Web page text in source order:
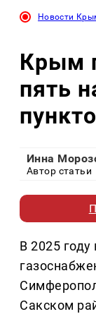
Новости
Крым
пять
Инна
Автор статьи
В 2025
Сакском